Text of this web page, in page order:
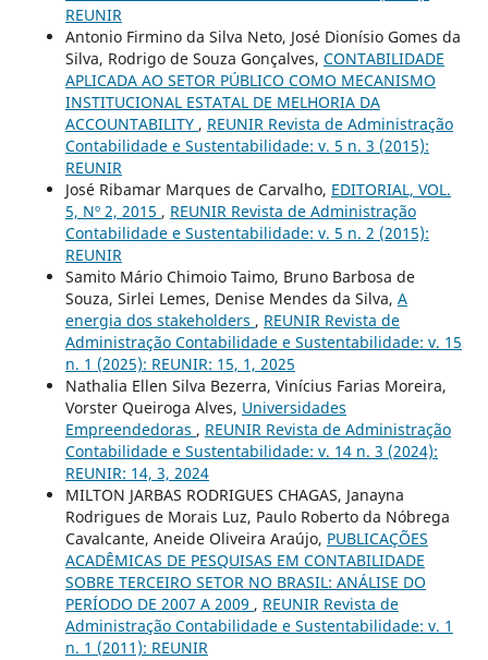
REUNIR
Antonio Firmino da Silva Neto, José Dionísio Gomes da
Silva, Rodrigo de Souza Gonçalves, CONTABILIDADE
APLICADA AO SETOR PÚBLICO COMO MECANISMO
INSTITUCIONAL ESTATAL DE MELHORIA DA
ACCOUNTABILITY , REUNIR Revista de Administração
Contabilidade e Sustentabilidade: v. 5 n. 3 (2015):
REUNIR
José Ribamar Marques de Carvalho, EDITORIAL, VOL.
5, Nº 2, 2015 , REUNIR Revista de Administração
Contabilidade e Sustentabilidade: v. 5 n. 2 (2015):
REUNIR
Samito Mário Chimoio Taimo, Bruno Barbosa de
Souza, Sirlei Lemes, Denise Mendes da Silva, A
energia dos stakeholders , REUNIR Revista de
Administração Contabilidade e Sustentabilidade: v. 15
n. 1 (2025): REUNIR: 15, 1, 2025
Nathalia Ellen Silva Bezerra, Vinícius Farias Moreira,
Vorster Queiroga Alves, Universidades
Empreendedoras , REUNIR Revista de Administração
Contabilidade e Sustentabilidade: v. 14 n. 3 (2024):
REUNIR: 14, 3, 2024
MILTON JARBAS RODRIGUES CHAGAS, Janayna
Rodrigues de Morais Luz, Paulo Roberto da Nóbrega
Cavalcante, Aneide Oliveira Araújo, PUBLICAÇÕES
ACADÊMICAS DE PESQUISAS EM CONTABILIDADE
SOBRE TERCEIRO SETOR NO BRASIL: ANÁLISE DO
PERÍODO DE 2007 A 2009 , REUNIR Revista de
Administração Contabilidade e Sustentabilidade: v. 1
n. 1 (2011): REUNIR